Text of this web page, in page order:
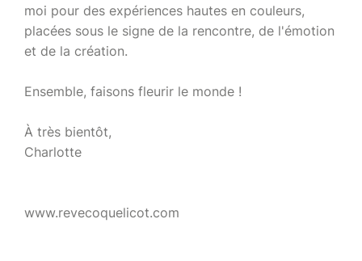
moi pour des expériences hautes en couleurs,
placées sous le signe de la rencontre, de l'émotion
et de la création.
Ensemble, faisons fleurir le monde !
À très bientôt,
Charlotte
www.revecoquelicot.com